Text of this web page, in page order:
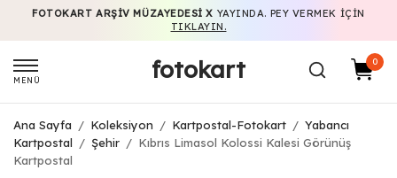
FOTOKART ARŞIV MÜZAYEDESI X YAYINDA. PEY VERMEK IÇIN
TIKLAYIN.
MENÜ fotokart 0
Ana Sayfa / Koleksiyon / Kartpostal-Fotokart / Yabancı
Kartpostal
/ Şehir / Kıbrıs Limasol Kolossi Kalesi Görünüş
Kartpostal